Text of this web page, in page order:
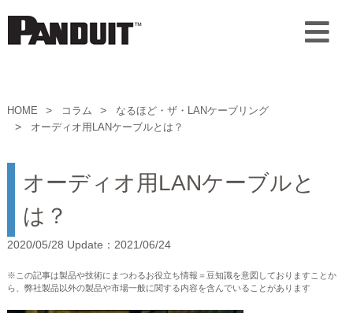
HOME コラム
なるほど・ザ・LANケーブリング
オーディオ用LANケーブルとは？
オーディオ用LANケーブルと
は？
2020/05/28 Update：2021/06/24
※この記事は製品や技術にまつわるお役立ち情報＝豆知識を意図しておりますことか
ら、弊社製品以外の製品や市場一般に関する内容を含んでいることがあります